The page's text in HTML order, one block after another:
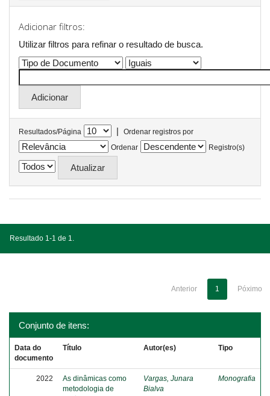
Adicionar filtros:
Utilizar filtros para refinar o resultado de busca.
Resultados/Página |
Ordenar registros por
Ordenar
Registro(s)
Resultado 1-1 de 1.
Anterior 1 Póximo
Conjunto de itens:
Data do
documento
Título Autor(es) Tipo
2022
As dinâmicas como
metodologia de
Vargas, Junara
Bialva
Monografia